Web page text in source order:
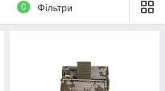
0 Фільтри